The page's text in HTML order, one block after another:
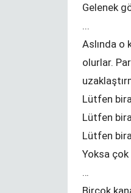
Gelenek
...
Aslında o
olurlar.
Lütfen
Lütfen
Lütfen
Yoksa
…
Birçok
hijyen